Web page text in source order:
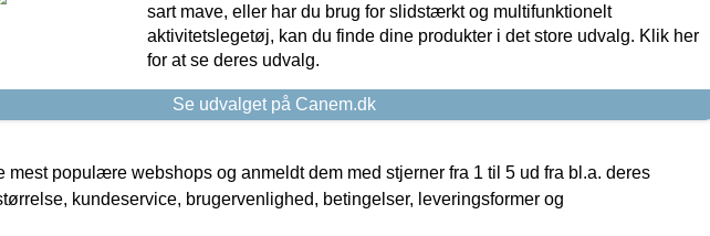
sart mave, eller har du brug for slidstærkt og multifunktionelt
aktivitetslegetøj, kan du finde dine produkter i det store udvalg. Klik her
for at se deres udvalg.
Se udvalget på Canem.dk
mest populære webshops og anmeldt dem med stjerner fra 1 til 5 ud fra bl.a. deres
kundeservice, brugervenlighed, betingelser, leveringsformer og